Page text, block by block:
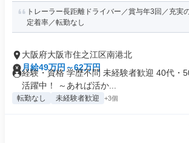
トレーラー長距離ドライバー／賞与年3回／充実
定着率／転勤なし
大阪府大阪市住之江区南港北
月給49万円～62万円
経験・資格 学歴不問 未経験者歓迎 40代・
活躍中！ ～あれば活か...
転勤なし 未経験者歓迎 +3個